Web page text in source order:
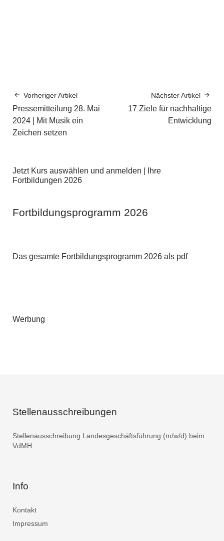
Vorheriger Artikel
Pressemitteilung 28. Mai
2024 | Mit Musik ein
Zeichen setzen
Nächster Artikel
17 Ziele für nachhaltige
Entwicklung
Jetzt Kurs auswählen und anmelden | Ihre
Fortbildungen 2026
Fortbildungsprogramm 2026
Das gesamte Fortbildungsprogramm 2026 als pdf
Werbung
Stellenausschreibungen
Stellenausschreibung Landesgeschäftsführung (m/w/d) beim
VdMH
Info
Kontakt
Impressum